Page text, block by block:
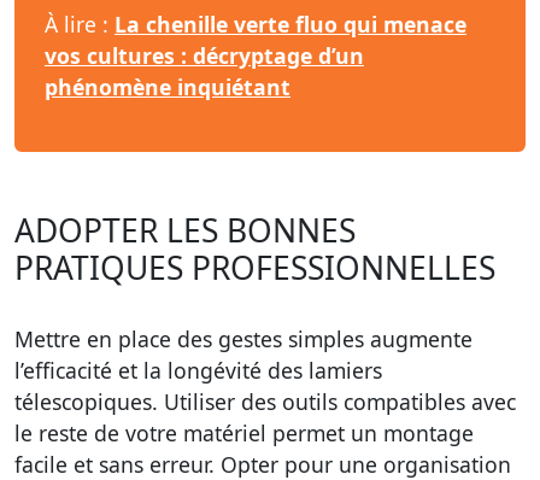
À lire : La chenille verte fluo qui menace
vos cultures : décryptage d’un
phénomène inquiétant
ADOPTER LES BONNES
PRATIQUES PROFESSIONNELLES
Mettre en place des gestes simples augmente
l’efficacité et la longévité des lamiers
télescopiques. Utiliser des outils compatibles avec
le reste de votre matériel permet un montage
facile et sans erreur. Opter pour une organisation